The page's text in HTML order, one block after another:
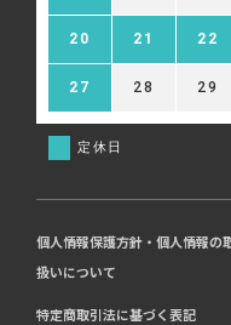
20 21 22
27 28 29
定休日
個人情報保護方針・個人情報の
扱いについて
特定商取引法に基づく表記